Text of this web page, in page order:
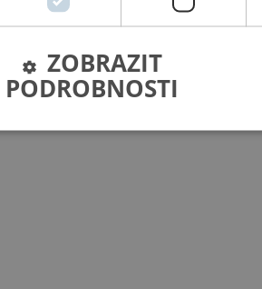
ZOBRAZIT
PODROBNOSTI